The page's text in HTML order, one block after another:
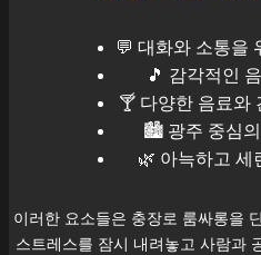
💬 대화와 소통을
🎵 감각적인
🍸 다양한 음료와
🏙️ 광주 중심
🌿 아늑하고 세
이러한 요소들은 충장로 룸싸롱을
스트레스를 잠시 내려놓고 사람과